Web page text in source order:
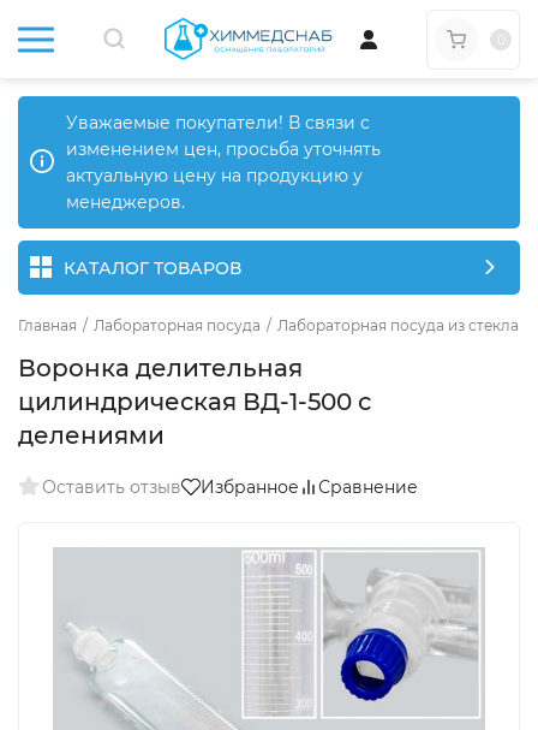
Уважаемые покупатели! В связи с
изменением цен, просьба уточнять
актуальную цену на продукцию у
менеджеров.
КАТАЛОГ ТОВАРОВ
Главная / Лабораторная посуда / Лабораторная посуда из стекла
Воронка делительная
цилиндрическая ВД-1-500 с
делениями
Оставить отзыв Избранное Сравнение